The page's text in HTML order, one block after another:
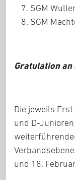
SGM
SGM
Gratulation
Die jeweils
und D-
und 18.